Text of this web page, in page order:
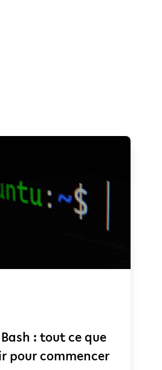
: tout ce que
pour commencer